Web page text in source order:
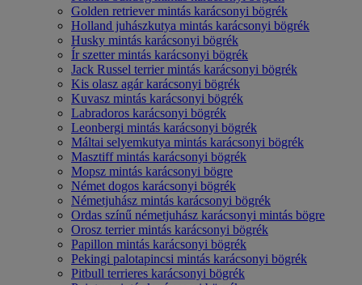
Golden retriever mintás karácsonyi bögrék
Holland juhászkutya mintás karácsonyi bögrék
Husky mintás karácsonyi bögrék
Ír szetter mintás karácsonyi bögrék
Jack Russel terrier mintás karácsonyi bögrék
Kis olasz agár karácsonyi bögrék
Kuvasz mintás karácsonyi bögrék
Labradoros karácsonyi bögrék
Leonbergi mintás karácsonyi bögrék
Máltai selyemkutya mintás karácsonyi bögrék
Masztiff mintás karácsonyi bögrék
Mopsz mintás karácsonyi bögre
Német dogos karácsonyi bögrék
Németjuhász mintás karácsonyi bögrék
Ordas színű németjuhász karácsonyi mintás bögre
Orosz terrier mintás karácsonyi bögrék
Papillon mintás karácsonyi bögrék
Pekingi palotapincsi mintás karácsonyi bögrék
Pitbull terrieres karácsonyi bögrék